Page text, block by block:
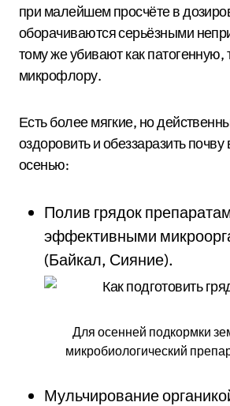
при малейшем просчёте в
оборачиваются серьёзными
тому же убивают как патогенную,
микрофлору.
Есть более мягкие, но
оздоровить и обеззаразить почву
осенью:
Полив грядок
эффективными
(Байкал, Сияние).
Для осенней подкормки
микробиологический
Мульчирование